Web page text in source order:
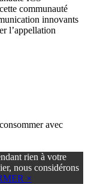
communauté
innovants
l’appellation
avec
rien à votre
nous considérons
×